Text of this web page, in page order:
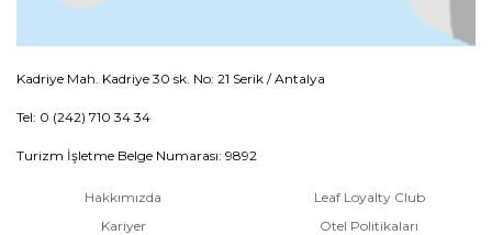
Kadriye Mah. Kadriye 30 sk. No: 21 Serik / Antalya
Tel: 0 (242) 710 34 34
Turizm İşletme Belge Numarası: 9892
Hakkımızda
Kariyer
Leaf Loyalty Club
Otel Politikaları